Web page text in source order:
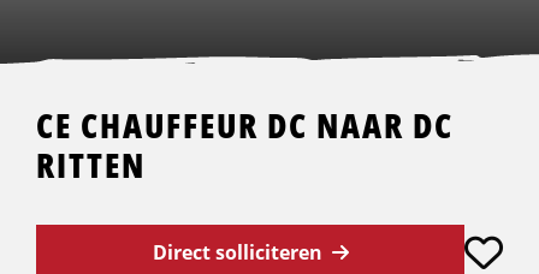
CE CHAUFFEUR DC NAAR DC
RITTEN
Direct solliciteren